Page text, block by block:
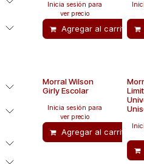
Inicia sesión para
ver precio
Agregar al carrito
Morral Wilson
Girly Escolar
Inicia sesión para
ver precio
Agregar al carrito
Limit